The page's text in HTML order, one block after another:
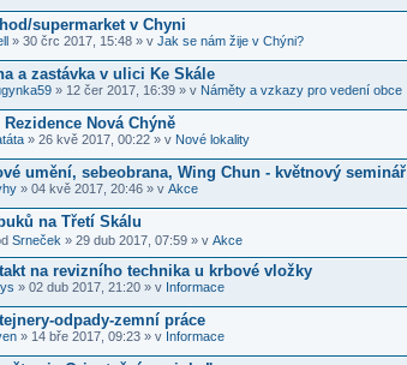
supermarket v Chyni
» 30 črc 2017, 15:48 » v Jak se nám žije v Chýni?
a zastávka v ulici Ke Skále
» 12 čer 2017, 16:39 » v Náměty a vzkazy pro vedení obce
Rezidence Nová Chýně
» 26 kvě 2017, 00:22 » v Nové lokality
umění, sebeobrana, Wing Chun - květnový seminář
» 04 kvě 2017, 20:46 » v Akce
na Třetí Skálu
Srneček » 29 dub 2017, 07:59 » v Akce
na revizního technika u krbové vložky
» 02 dub 2017, 21:20 » v Informace
odpady-zemní práce
» 14 bře 2017, 09:23 » v Informace